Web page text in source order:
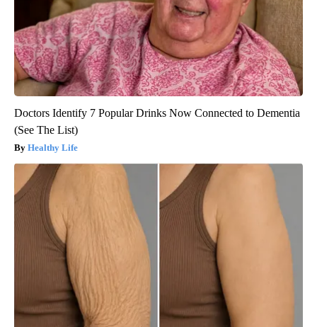
Doctors Identify 7 Popular Drinks Now Connected to Dementia
(See The List)
Healthy Life